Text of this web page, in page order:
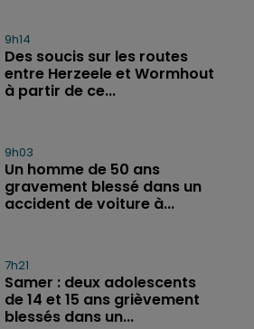
9h14
Des soucis sur les routes
entre Herzeele et Wormhout
à partir de ce...
9h03
Un homme de 50 ans
gravement blessé dans un
accident de voiture à...
7h21
Samer : deux adolescents
de 14 et 15 ans grièvement
blessés dans un...